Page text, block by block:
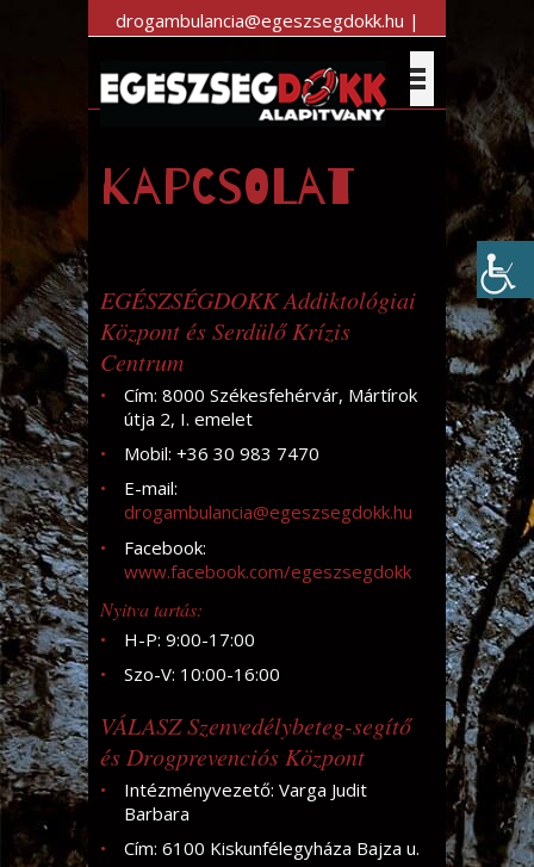
drogambulancia@egeszsegdokk.hu |
+36 30 983 7470
Kapcsolat
EGÉSZSÉGDOKK Addiktológiai
Központ és Serdülő Krízis
Centrum
Cím: 8000 Székesfehérvár, Mártírok
útja 2, I. emelet
Mobil: +36 30 983 7470
E-mail:
drogambulancia@egeszsegdokk.hu
Facebook:
www.facebook.com/egeszsegdokk
Nyitva tartás:
H-P: 9:00-17:00
Szo-V: 10:00-16:00
VÁLASZ Szenvedélybeteg-segítő
és Drogprevenciós Központ
Intézményvezető: Varga Judit
Barbara
Cím: 6100 Kiskunfélegyháza Bajza u.